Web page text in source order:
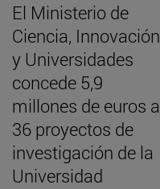
El Ministerio de
Ciencia, Innovación
y Universidades
concede 5,9
millones de euros a
36 proyectos de
investigación de la
Universidad